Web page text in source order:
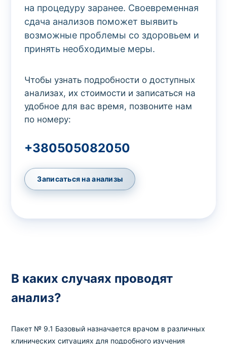
на процедуру заранее. Своевременная
сдача анализов поможет выявить
возможные проблемы со здоровьем и
принять необходимые меры.
Чтобы узнать подробности о доступных
анализах, их стоимости и записаться на
удобное для вас время, позвоните нам
по номеру:
+380505082050
Записаться на анализы
В каких случаях проводят
анализ?
Пакет № 9.1 Базовый назначается врачом в различных
клинических ситуациях для подробного изучения